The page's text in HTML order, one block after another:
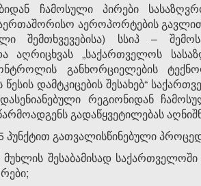
ჩამოსული პირები
აეროპორტების
შემთხვევებისა) სსიპ –
და აღრიცხვას „საქართველოს
განხორციელების
წესის დამტკიცების შესახებ“
რეგიონიდან
გადაწყვეტილებას
პუნქტით გათვალისწინებული
მუხლის შესაბამისად